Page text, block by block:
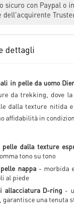
sicuro con Paypal o
dell'acquirente
dettagli
in pelle da uomo
da trekking, dove
dalla texture nitida
affidabilità in
pelle dalla texture
tono su tono
nappa- morbida
al piede
allacciatura D-ring -
garantisce una tenuta